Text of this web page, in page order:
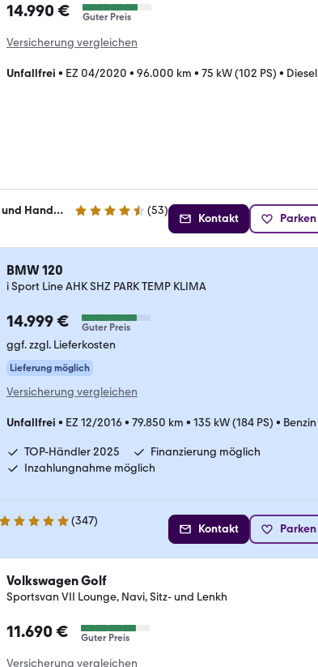
14.990 € Guter Preis
Versicherung vergleichen
Unfallfrei • EZ 04/2020 • 96.000 km • 75 kW (102 PS) • Diesel
Baier & Bierwolf - Deutsche Dienstleistungs- und Handelsgesellschaft 4.4 Sterne (53)
Kontakt Parken
BMW 120
i Sport Line AHK SHZ PARK TEMP KLIMA
14.999 € Guter Preis
ggf. zzgl. Lieferkosten
Lieferung möglich
Versicherung vergleichen
Unfallfrei • EZ 12/2016• 79.850 km • 135 kW (184 PS) • Benzin
TOP-Händler 2025
Finanzierung möglich
Inzahlungnahme möglich
4.8 Sterne (347)
Kontakt Parken
Volkswagen Golf
Sportsvan VII Lounge, Navi, Sitz- und Lenkh
11.690 € Guter Preis
Versicherung vergleichen